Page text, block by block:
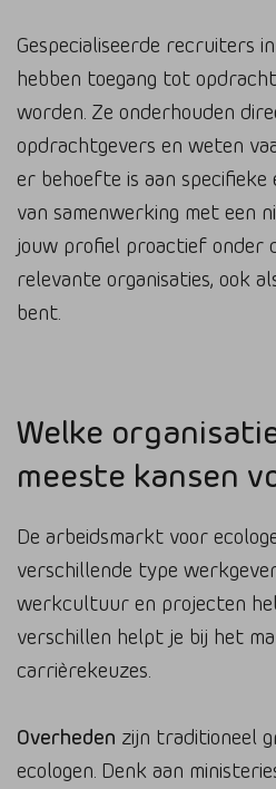
Gespecialiseerde recruiters
hebben toegang tot
worden. Ze onderhouden
opdrachtgevers en weten
er behoefte is aan
van samenwerking met een
jouw profiel proactief onder
relevante organisaties, ook
bent.
Welke
meeste kansen
De arbeidsmarkt voor
verschillende type
werkcultuur en projecten
verschillen helpt je bij het
carrièrekeuzes.
Overheden zijn traditioneel
ecologen. Denk aan